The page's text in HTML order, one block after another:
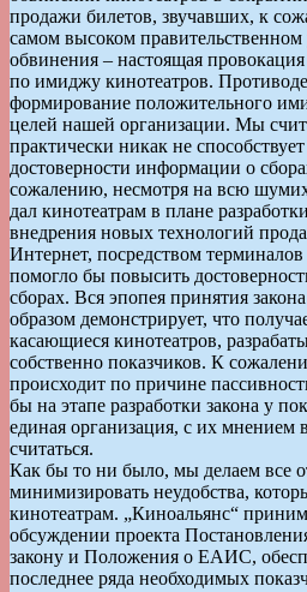
продажи билетов, звучавших, к
самом высоком
обвинения – настоящая
по имиджу кинотеатров.
формирование положительного
целей нашей организации. Мы
практически никак не
достоверности информации о
сожалению, несмотря на всю
дал кинотеатрам в плане
внедрения новых технологий
Интернет, посредством
помогло бы повысить
сборах. Вся эпопея принятия
образом демонстрирует, что
касающиеся кинотеатров,
собственно показчиков. К
происходит по причине
бы на этапе разработки закона у
единая организация, с их
считаться.
Как бы то ни было, мы делаем все
минимизировать неудобства,
кинотеатрам. „Киноальянс“
обсуждении проекта
закону и Положения о ЕАИС,
последнее ряда необходимых